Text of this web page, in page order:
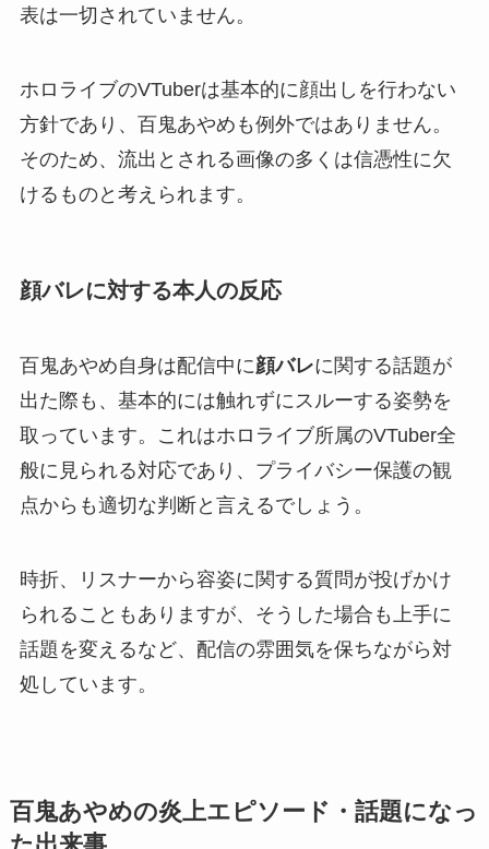
表は一切されていません。
ホロライブのVTuberは基本的に顔出しを行わない
方針であり、百鬼あやめも例外ではありません。
そのため、流出とされる画像の多くは信憑性に欠
けるものと考えられます。
顔バレに対する本人の反応
百鬼あやめ自身は配信中に顔バレに関する話題が
出た際も、基本的には触れずにスルーする姿勢を
取っています。これはホロライブ所属のVTuber全
般に見られる対応であり、プライバシー保護の観
点からも適切な判断と言えるでしょう。
時折、リスナーから容姿に関する質問が投げかけ
られることもありますが、そうした場合も上手に
話題を変えるなど、配信の雰囲気を保ちながら対
処しています。
百鬼あやめの炎上エピソード・話題になっ